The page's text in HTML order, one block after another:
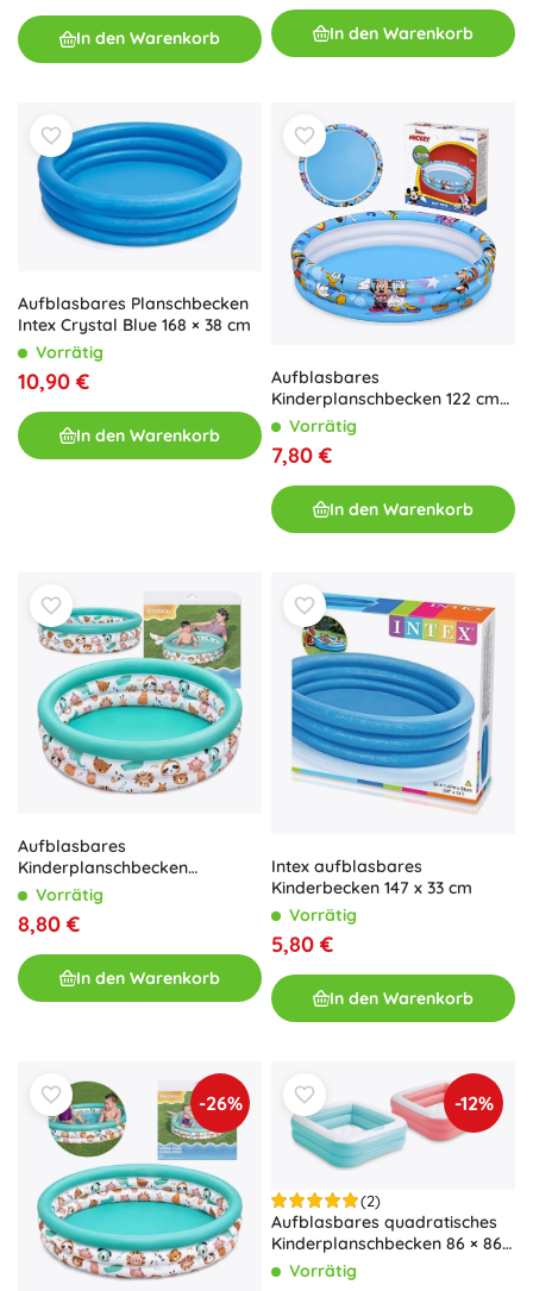
In den Warenkorb In den Warenkorb
Aufblasbares Planschbecken
Intex Crystal Blue 168 × 38 cm
Vorrätig
10,90 €
In den Warenkorb
Aufblasbares
Kinderplanschbecken 122 cm
MICKEY & FRIENDS von
Vorrätig
7,80 €
In den Warenkorb
Aufblasbares
Kinderplanschbecken
BESTWAY 102 × 25 cm, 101 l
Vorrätig
8,80 €
In den Warenkorb
Intex aufblasbares
Kinderbecken 147 x 33 cm
Vorrätig
5,80 €
In den Warenkorb
-26% -12%
(2)
Aufblasbares quadratisches
Kinderplanschbecken 86 × 86
cm mit weichem Boden
Vorrätig